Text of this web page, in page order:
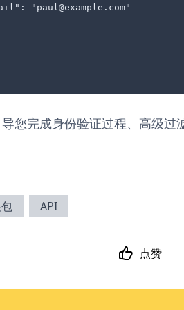
"paul@example.com"
您完成身份验证过程、高级过
API
点赞